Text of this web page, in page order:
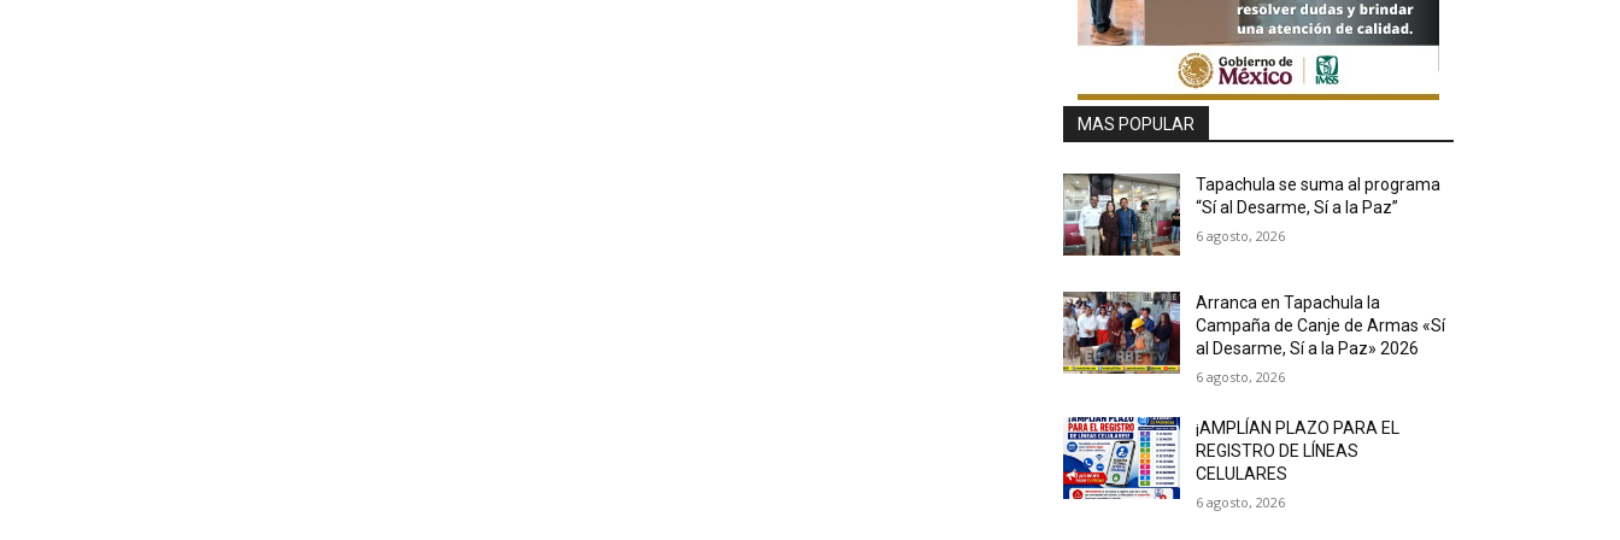
MAS POPULAR
Tapachula se suma al programa
“Sí al Desarme, Sí a la Paz”
6 agosto, 2026
Arranca en Tapachula la
Campaña de Canje de Armas «Sí
al Desarme, Sí a la Paz» 2026
6 agosto, 2026
¡AMPLÍAN PLAZO PARA EL
REGISTRO DE LÍNEAS
CELULARES
6 agosto, 2026